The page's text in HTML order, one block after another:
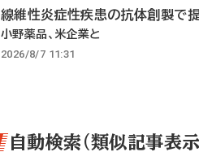
線維性炎症性疾患の抗体創製で
小野薬品、米企業と
2026/8/7 11:31
自動検索（類似記事表示